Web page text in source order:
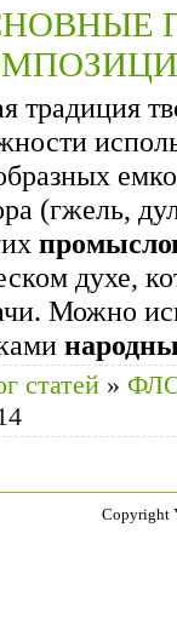
традиция
(гжель,
духе,
Можно
статей »
Copyright